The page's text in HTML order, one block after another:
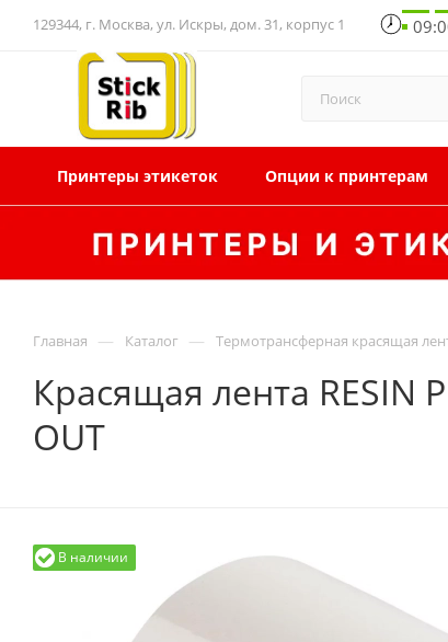
129344, г. Москва, ул. Искры, дом. 31, корпус 1
Принтеры этикеток Опции к принтерам
Главная — Каталог — Термотрансферная красящая
Красящая лента RESIN
OUT
В наличии